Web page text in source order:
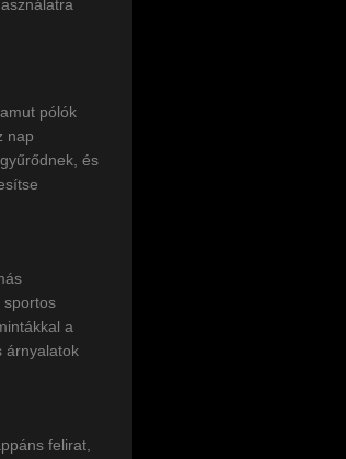
pólók
nap
és
sportos
a
árnyalatok
felirat,